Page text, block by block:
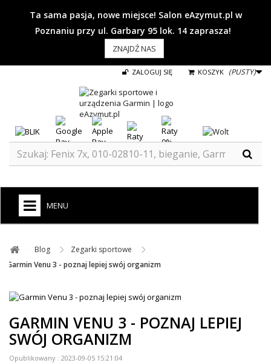
Ta sama pasja, nowe miejsce! Salon eAzymut.pl w
Poznaniu przy ul. Garbary 95 lok. 14 zaprasza!
ZNAJDŹ NAS
KOSZYK (PUSTY)
ZALOGUJ SIĘ
MENU
ZEGARKI DO BIEGANIA
ELITE
SUUNTO
Blog ​
Zegarki sportowe ​
Garmin Venu 3 - poznaj lepiej swój organizm
GARMIN VENU 3 - POZNAJ LEPIEJ
SWÓJ ORGANIZM
Opublikowany : 2023-09-05 15:21:04